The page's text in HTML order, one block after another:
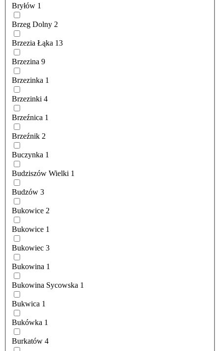
Bryłów 1
Brzeg Dolny 2
Brzezia Łąka 13
Brzezina 9
Brzezinka 1
Brzezinki 4
Brzeźnica 1
Brzeźnik 2
Buczynka 1
Budziszów Wielki 1
Budzów 3
Bukowice 2
Bukowice 1
Bukowiec 3
Bukowina 1
Bukowina Sycowska 1
Bukwica 1
Bukówka 1
Burkatów 4